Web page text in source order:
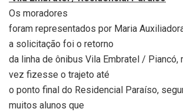
Os moradores
foram representados por Maria
a solicitação foi o retorno
da linha de ônibus Vila Embratel / Piancó,
vez fizesse o trajeto até
o ponto final do Residencial Paraíso,
muitos alunos que